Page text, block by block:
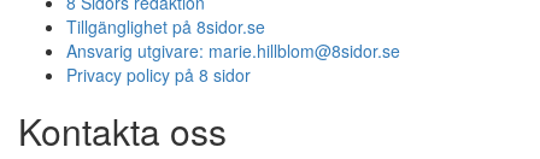
Tillgänglighet på 8sidor.se
Ansvarig utgivare: marie.hillblom@8sidor.se
Privacy policy på 8 sidor
Kontakta oss